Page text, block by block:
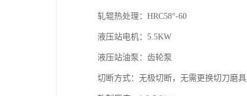
轧辊热处理：HRC58°-60
液压站电机：5.5KW
液压站油泵：齿轮泵
切断方式：无极切断，无需更换切刀磨具